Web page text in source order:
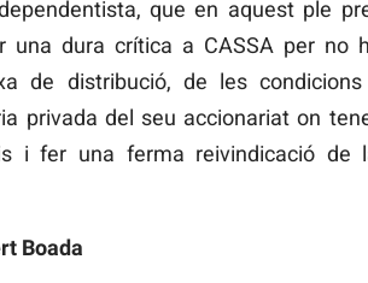
que en aquest ple
una dura crítica a CASSA per no
de distribució, de les condicions
privada del seu accionariat on
i fer una ferma reivindicació de
Boada